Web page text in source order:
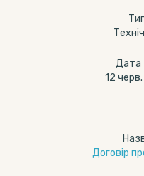
Дата
12
Договір